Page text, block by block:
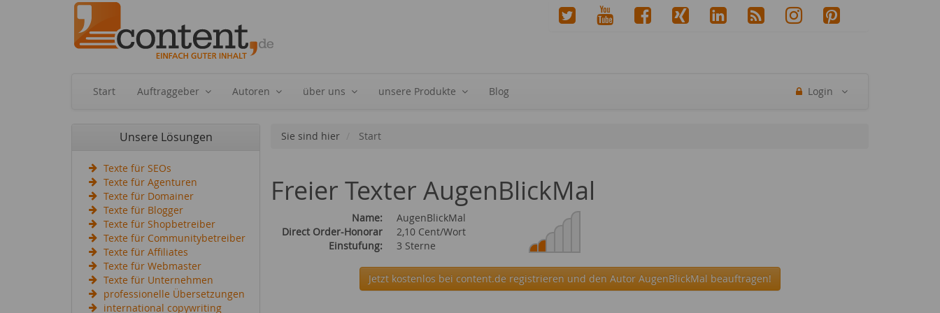
Start Auftraggeber Autoren über uns unsere Produkte Blog Login
Unsere Lösungen
Texte für SEOs
Texte für Agenturen
Texte für Domainer
Texte für Blogger
Texte für Shopbetreiber
Texte für Communitybetreiber
Texte für Affiliates
Texte für Webmaster
Texte für Unternehmen
professionelle Übersetzungen
international copywriting
Sie sind hier Start
Freier Texter AugenBlickMal
Name:
AugenBlickMal
Direct Order-Honorar
2,10 Cent/Wort
Einstufung:
3 Sterne
Jetzt kostenlos bei content.de registrieren und den Autor AugenBlickMal beauftragen!